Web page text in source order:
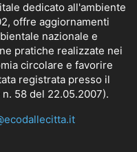
dedicato all'ambiente
offre aggiornamenti
nazionale e
pratiche realizzate nei
circolare e favorire
registrata presso il
58 del 22.05.2007).